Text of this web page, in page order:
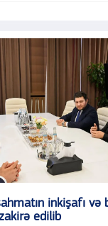
inkişafı və
edilib